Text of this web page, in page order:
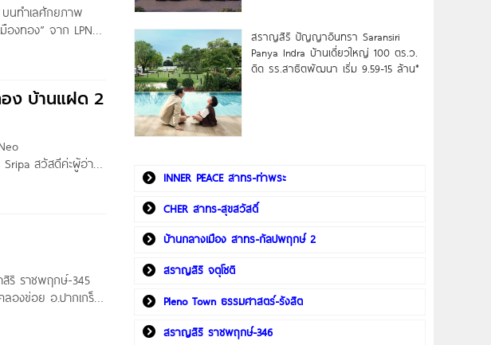
นทำเลศักยภาพ
องทอง” จาก LPN
ยแจ้งวัฒนะ-
ต่อเข้า-ออกเมือง
อง บ้านแฝด 2
Sripa สวัสดีค่ะผู้อ่าน
จ้งวัฒนะ-เมืองทอง
ากเกร็ด นนทบุรี
สิริ ราชพฤกษ์-345
องข่อย อ.ปากเกร็ด
น 345 และ
และสิ่งอำนวย
สราญสิริ ปัญญาอินทรา Saransiri
Panya Indra บ้านเดี่ยวใหญ่ 100 ตร.ว.
ดิด รร.สาธิตพัฒนา เริ่ม 9.59-15 ล้าน*
INNER PEACE สาทร-ท่าพระ
CHER สาทร-สุขสวัสดิ์
บ้านกลางเมือง สาทร-กัลปพฤกษ์ 2
สราญสิริ จตุโชติ
Pleno Town ธรรมศาสตร์-รังสิต
สราญสิริ ราชพฤกษ์-346